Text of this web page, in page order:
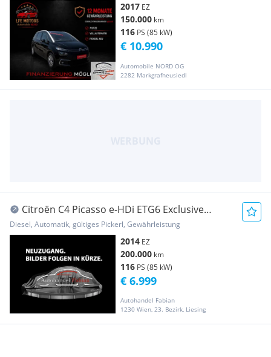
2017 EZ
150.000 km
116 PS (85 kW)
Automobile NORD OG
2282 Markgrafneusiedl
€ 10.990
Citroën C4 Picasso e-HDi ETG6 Exclusive
Autom. 116PS 7-...
Diesel, Automatik, gültiges Pickerl, Gewährleistung
2014 EZ
200.000 km
116 PS (85 kW)
Autohandel Fabian
1230 Wien, 23. Bezirk, Liesing
€ 6.999